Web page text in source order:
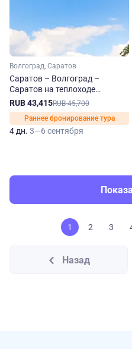
Волгоград, Саратов
Саратов – Волгоград –
Саратов на теплоходе
Александр Радищев
RUB 43,415RUB 45,700
Раннее бронирование тура
4 дн. 3—6 сентября
1 2 3
Назад